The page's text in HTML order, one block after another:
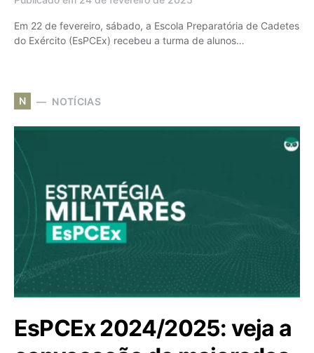
Em 22 de fevereiro, sábado, a Escola Preparatória de Cadetes
do Exército (EsPCEx) recebeu a turma de alunos…
N NOTÍCIAS
EsPCEx 2024/2025: veja a